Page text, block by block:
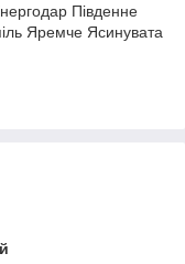
Південне
Яремче Ясинувата